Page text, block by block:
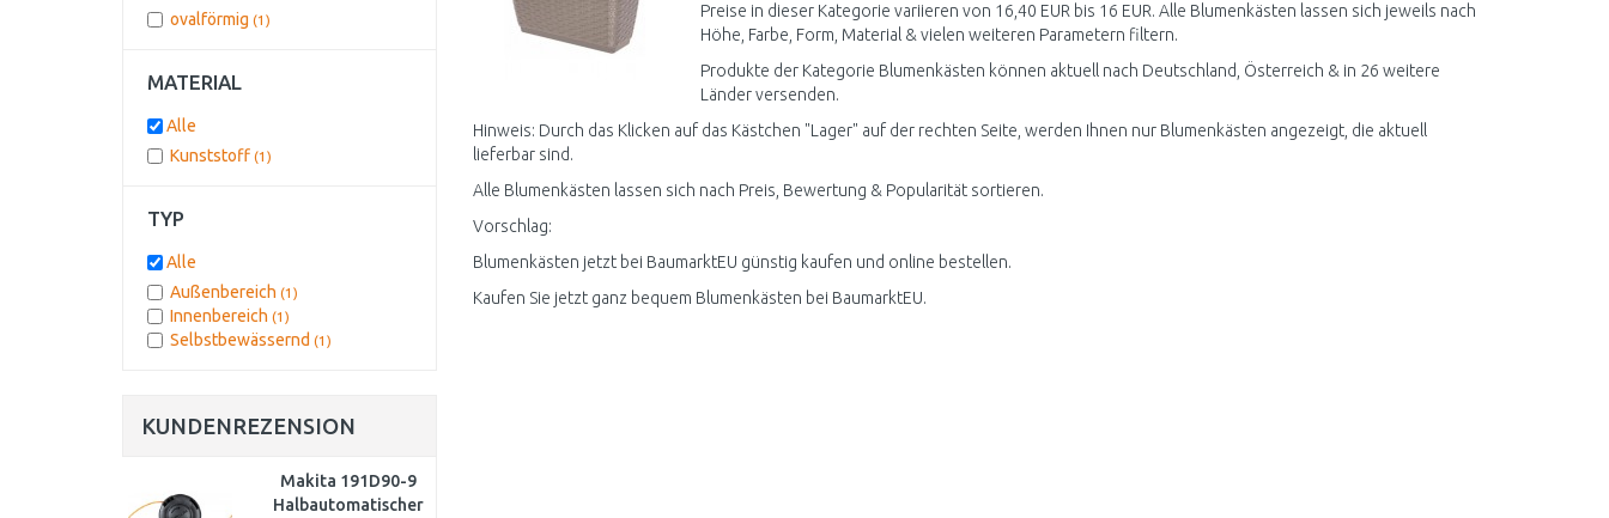
Preise in dieser Kategorie variieren von 16,40 EUR bis 16 EUR. Alle Blumenkästen lassen sich jeweils nach
Höhe, Farbe, Form, Material & vielen weiteren Parametern filtern.
Produkte der Kategorie Blumenkästen können aktuell nach Deutschland, Österreich & in 26 weitere
Länder versenden.
Hinweis: Durch das Klicken auf das Kästchen "Lager" auf der rechten Seite, werden Ihnen nur Blumenkästen angezeigt, die aktuell
lieferbar sind.
Alle Blumenkästen lassen sich nach Preis, Bewertung & Popularität sortieren.
Vorschlag:
Blumenkästen jetzt bei BaumarktEU günstig kaufen und online bestellen.
Kaufen Sie jetzt ganz bequem Blumenkästen bei BaumarktEU.
ovalförmig (1)
MATERIAL
Alle
Kunststoff (1)
TYP
Alle
Außenbereich (1)
Innenbereich (1)
Selbstbewässernd (1)
KUNDENREZENSION
Makita 191D90-9
Halbautomatischer